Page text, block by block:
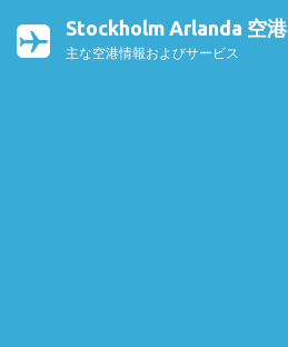
Stockholm Arlanda 空港
主な空港情報およびサービス